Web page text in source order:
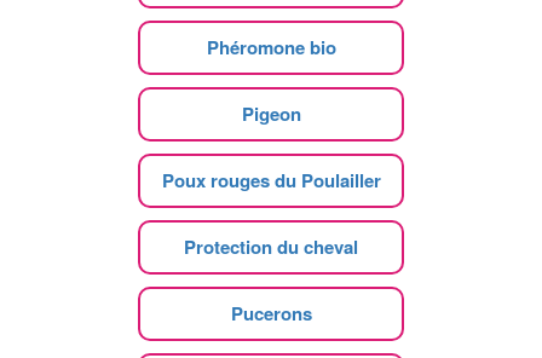
Phéromone bio
Pigeon
Poux rouges du Poulailler
Protection du cheval
Pucerons